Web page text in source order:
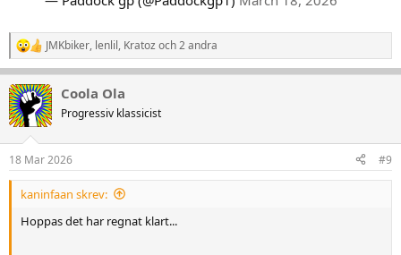
R
e
k
t
i
e
r
JMKbiker, lenlil, Kratoz och 2 andra
Coola Ola
Progressiv klassicist
18 Mar 2026 #9
kaninfaan skrev:
Hoppas det har regnat klart...